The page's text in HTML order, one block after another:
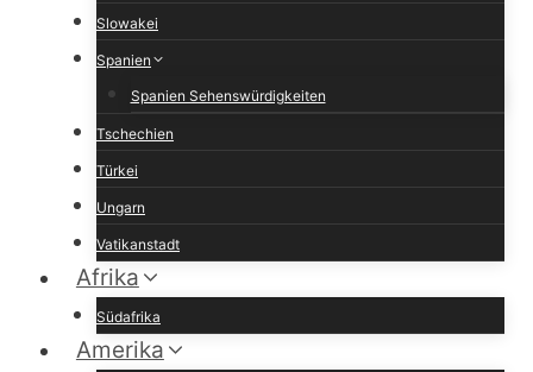
Slowakei
Spanien
Spanien Sehenswürdigkeiten
Tschechien
Türkei
Ungarn
Vatikanstadt
Afrika
Südafrika
Amerika